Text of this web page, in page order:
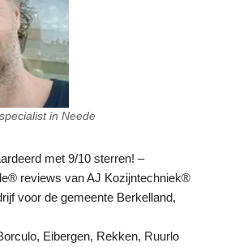
in Neede
met 9/10 sterren! –
reviews van AJ Kozijntechniek®
voor de gemeente Berkelland,
Eibergen, Rekken, Ruurlo